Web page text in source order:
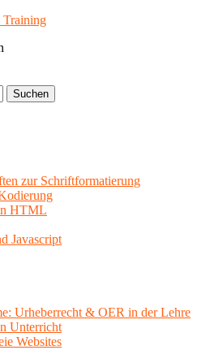
Training
zur Schriftformatierung
HTML
Javascript
Urheberrecht & OER in der Lehre
Unterricht
Websites